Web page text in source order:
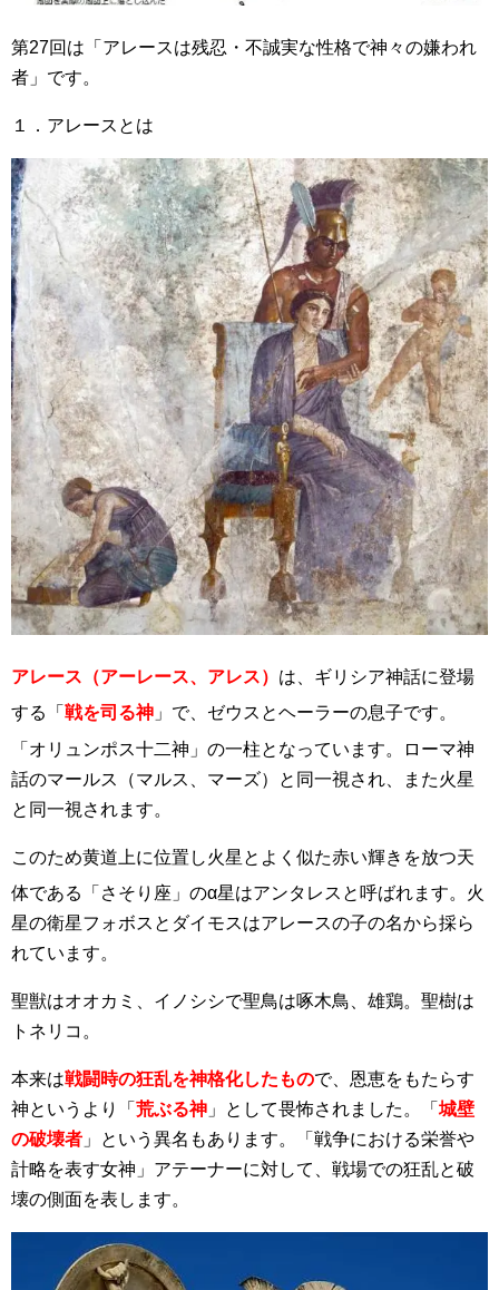
第27回は「アレースは残忍・不誠実な性格で神々の嫌われ
者」です。
１．アレースとは
アレース（アーレース、アレス） は、ギリシア神話に登場
する「 戦を司る神 」で、ゼウスとヘーラーの息子です。
「オリュンポス十二神」の一柱となっています。ローマ神
話のマールス（マルス、マーズ）と同一視され、また火星
と同一視されます。
このため黄道上に位置し火星とよく似た赤い輝きを放つ天
体である「さそり座」のα星はアンタレス と呼ばれます。火
星の衛星フォボスとダイモスはアレースの子の名から採ら
れています。
聖獣はオオカミ、イノシシで聖鳥は啄木鳥、雄鶏。聖樹は
トネリコ。
本来は戦闘時の狂乱を神格化したもので、恩恵をもたらす
神というより「 荒ぶる神 」として畏怖されました。「 城壁
の破壊者 」という異名もあります。「戦争における栄誉や
計略を表す女神」アテーナーに対して、戦場での狂乱と破
壊の側面を表します。